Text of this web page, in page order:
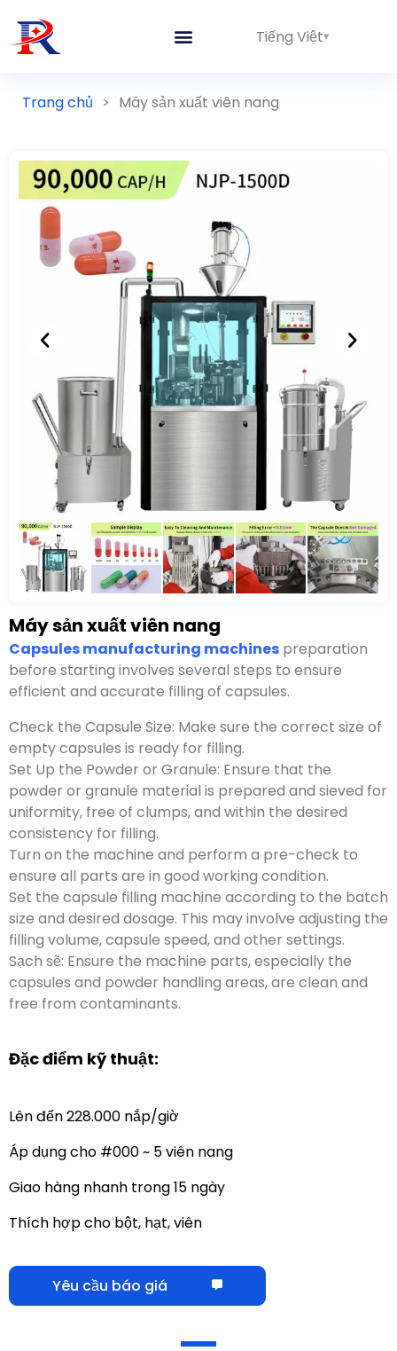
Tiếng Việt
Trang chủ > Máy sản xuất viên nang
Máy sản xuất viên nang
.
:.
.
.,,.
Sạch sẽ:,,.
Đặc điểm kỹ thuật:
Lên đến 228.000 nắp/giờ
Áp dụng cho #000 ~ 5 viên nang
Giao hàng nhanh trong 15 ngày
Thích hợp cho bột, hạt, viên
Yêu cầu báo giá
, thường thông qua sự kết hợp của liều lượng, vắt, và
Các tính năng chính